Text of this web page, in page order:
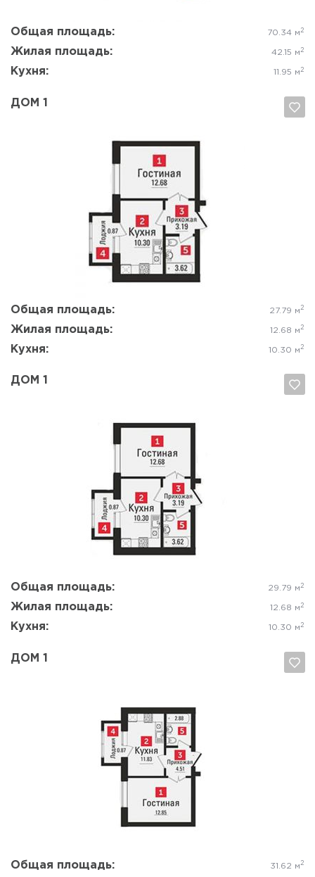
Общая площадь: 70.34 м 2
Жилая площадь: 42.15 м 2
Кухня: 11.95 м 2
ДОМ 1
Общая площадь: 27.79 м 2
Жилая площадь: 12.68 м 2
Кухня: 10.30 м 2
Да, удалить Отмена
ДОМ 1
Общая площадь: 29.79 м 2
Жилая площадь: 12.68 м 2
Кухня: 10.30 м 2
Да, удалить Отмена
ДОМ 1
Общая площадь: 31.62 м 2
Да, удалить Отмена